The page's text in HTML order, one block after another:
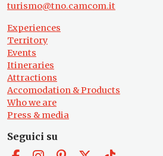
turismo@tno.camcom.it
Experiences
Territory
Events
Itineraries
Attractions
Accomodation & Products
Who we are
Press & media
Seguici su